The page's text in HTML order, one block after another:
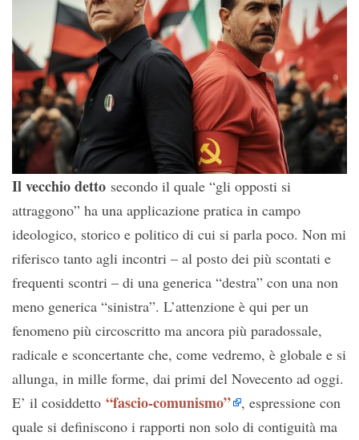
Il vecchio detto secondo il quale “gli opposti si
attraggono” ha una applicazione pratica in campo
ideologico, storico e politico di cui si parla poco. Non mi
riferisco tanto agli incontri – al posto dei più scontati e
frequenti scontri – di una generica “destra” con una non
meno generica “sinistra”. L’attenzione è qui per un
fenomeno più circoscritto ma ancora più paradossale,
radicale e sconcertante che, come vedremo, è globale e si
allunga, in mille forme, dai primi del Novecento ad oggi.
E’ il cosiddetto “fascio-comunismo” , espressione con
quale si definiscono i rapporti non solo di contiguità ma